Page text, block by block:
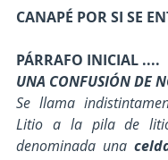
CANAPÉ POR SI SE
PÁRRAFO INICIAL ....
UNA CONFUSIÓN DE
Se llama
Litio a la pila de litio
denominada una